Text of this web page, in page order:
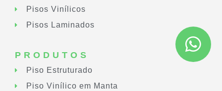
Pisos Vinílicos
Pisos Laminados
PRODUTOS
Piso Estruturado
Piso Vinílico em Manta